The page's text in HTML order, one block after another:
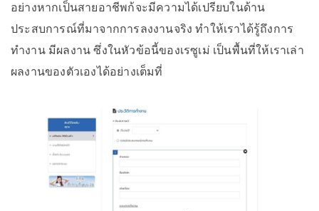
อย่างหากเป็นสายอาชีพก้จะมีความได้เปรียบในด้าน
ประสบการณ์ที่มาจากการลงงานจริง ทำให้เราได้รู้ถึงการ
ทำงาน มีผลงาน ซึ่งในหัวข้อนี้ของเรซูเม่ เป็นพื้นที่ให้เราเล่า
ผลงานของตัวเองได้อย่างเต็มที่